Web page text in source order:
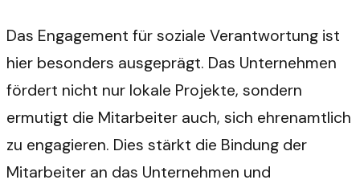
Das Engagement für soziale Verantwortung ist
hier besonders ausgeprägt. Das Unternehmen
fördert nicht nur lokale Projekte, sondern
ermutigt die Mitarbeiter auch, sich ehrenamtlich
zu engagieren. Dies stärkt die Bindung der
Mitarbeiter an das Unternehmen und